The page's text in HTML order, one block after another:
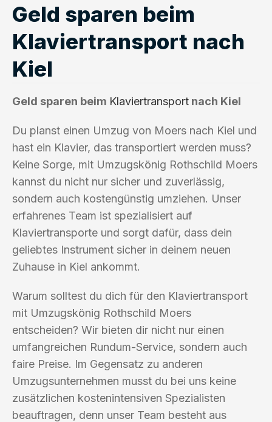
Geld sparen beim
Klaviertransport nach
Kiel
Geld sparen beim Klaviertransport nach Kiel
Du planst einen Umzug von Moers nach Kiel und
hast ein Klavier, das transportiert werden muss?
Keine Sorge, mit Umzugskönig Rothschild Moers
kannst du nicht nur sicher und zuverlässig,
sondern auch kostengünstig umziehen. Unser
erfahrenes Team ist spezialisiert auf
Klaviertransporte und sorgt dafür, dass dein
geliebtes Instrument sicher in deinem neuen
Zuhause in Kiel ankommt.
Warum solltest du dich für den Klaviertransport
mit Umzugskönig Rothschild Moers
entscheiden? Wir bieten dir nicht nur einen
umfangreichen Rundum-Service, sondern auch
faire Preise. Im Gegensatz zu anderen
Umzugsunternehmen musst du bei uns keine
zusätzlichen kostenintensiven Spezialisten
beauftragen, denn unser Team besteht aus